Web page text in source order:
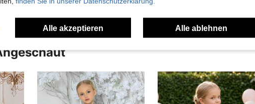
Alle akzeptieren Alle ablehnen